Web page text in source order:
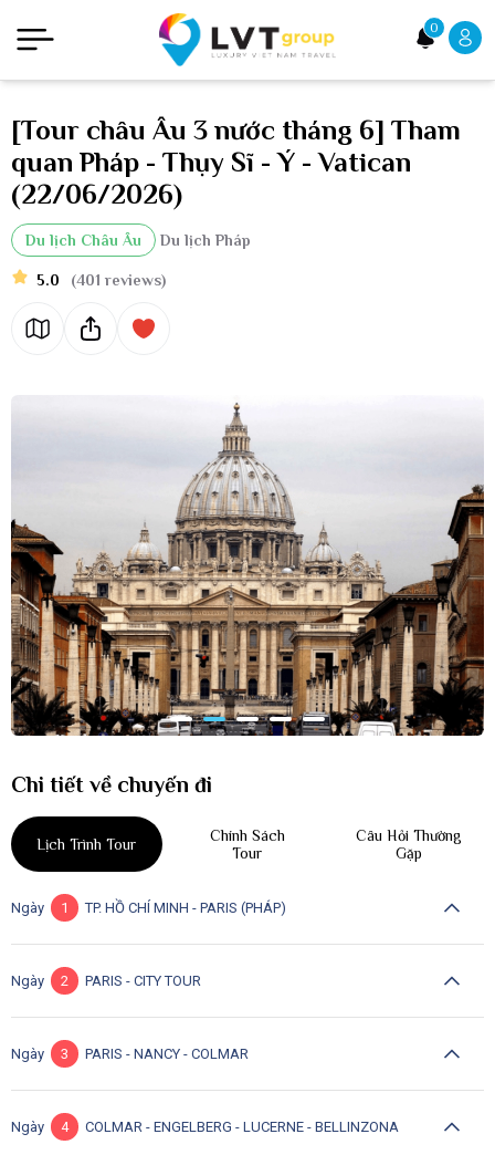
0
[Tour châu Âu 3 nước tháng 6] Tham
quan Pháp - Thụy Sĩ - Ý - Vatican
(22/06/2026)
Du lịch Châu Âu Du lịch Pháp
5.0 (401 reviews)
Chi tiết về chuyến đi
Lịch Trình Tour
Chính Sách
Tour
Câu Hỏi Thường
Gặp
Ngày 1 TP. HỒ CHÍ MINH - PARIS (PHÁP)
Ngày 2 PARIS - CITY TOUR
Ngày 3 PARIS - NANCY - COLMAR
Ngày 4 COLMAR - ENGELBERG - LUCERNE - BELLINZONA